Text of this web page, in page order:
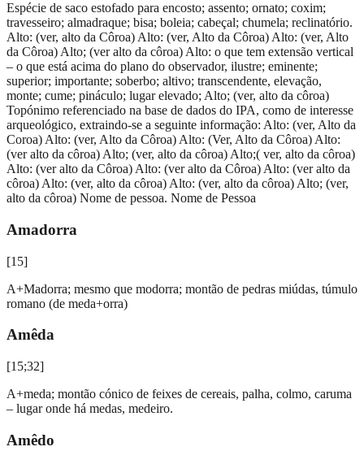
Espécie de saco estofado para encosto; assento; ornato; coxim;
travesseiro; almadraque; bisa; boleia; cabeçal; chumela; reclinatório.
Alto: (ver, alto da Côroa) Alto: (ver, Alto da Côroa) Alto: (ver, Alto
da Côroa) Alto; (ver alto da côroa) Alto: o que tem extensão vertical
– o que está acima do plano do observador, ilustre; eminente;
superior; importante; soberbo; altivo; transcendente, elevação,
monte; cume; pináculo; lugar elevado; Alto; (ver, alto da côroa)
Topónimo referenciado na base de dados do IPA, como de interesse
arqueológico, extraindo-se a seguinte informação: Alto: (ver, Alto da
Coroa) Alto: (ver, Alto da Côroa) Alto: (Ver, Alto da Côroa) Alto:
(ver alto da côroa) Alto; (ver, alto da côroa) Alto;( ver, alto da côroa)
Alto: (ver alto da Côroa) Alto: (ver alto da Côroa) Alto: (ver alto da
côroa) Alto: (ver, alto da côroa) Alto: (ver, alto da côroa) Alto; (ver,
alto da côroa) Nome de pessoa. Nome de Pessoa
Amadorra
[15]
A+Madorra; mesmo que modorra; montão de pedras miúdas, túmulo
romano (de meda+orra)
Amêda
[15;32]
A+meda; montão cónico de feixes de cereais, palha, colmo, caruma
– lugar onde há medas, medeiro.
Amêdo